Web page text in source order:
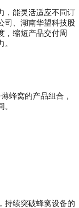
，能灵活适应不同订
司、湖南华望科技股
，缩短产品交付周
蜂窝的产品组合，
持续突破蜂窝设备的